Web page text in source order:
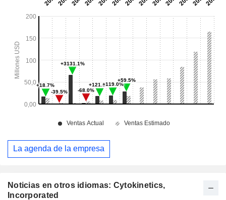
Noticias en otros idiomas: Cytokinetics,
Incorporated
La agenda de la empresa